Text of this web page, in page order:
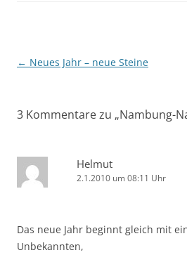
Beitragsnavigation
← Neues Jahr – neue Steine
3 Kommentare zu „Nambung-
Helmut
2.1.2010 um 08:11 Uhr
Das neue Jahr beginnt gleich mit
Unbekannten,